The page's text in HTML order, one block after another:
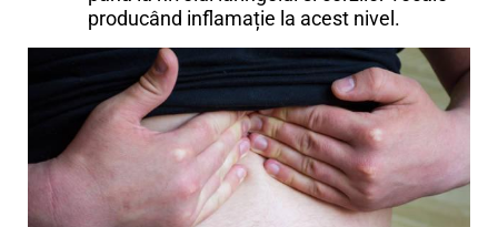
producând inflamație la acest nivel.